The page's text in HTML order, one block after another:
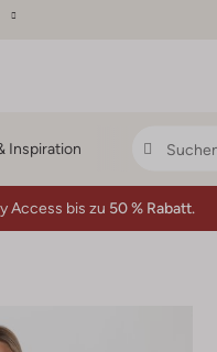
Inspiration
Access bis zu 50 % Rabatt.